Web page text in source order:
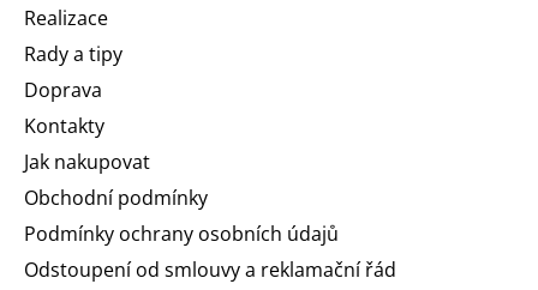
Realizace
Rady a tipy
Doprava
Kontakty
Jak nakupovat
Obchodní podmínky
Podmínky ochrany osobních údajů
Odstoupení od smlouvy a reklamační řád